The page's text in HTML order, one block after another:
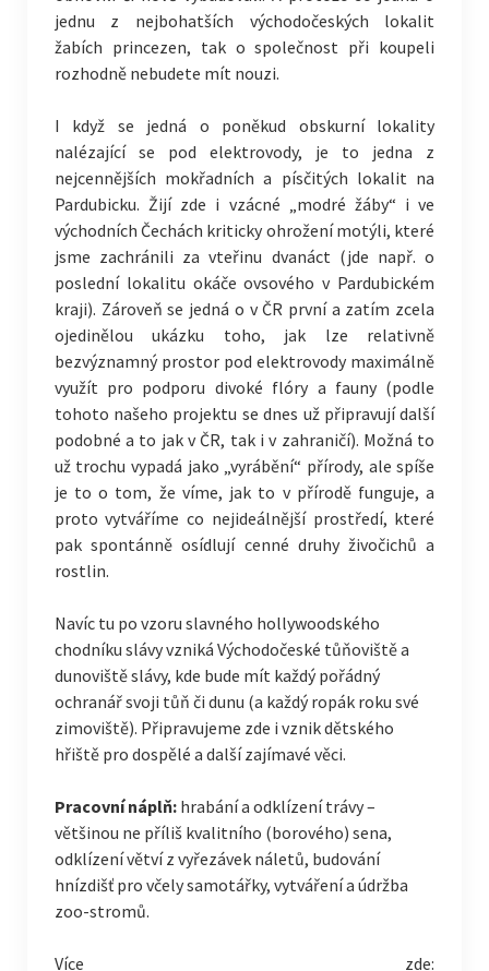
jednu z nejbohatších východočeských lokalit
žabích princezen, tak o společnost při koupeli
rozhodně nebudete mít nouzi.
I když se jedná o poněkud obskurní lokality
nalézající se pod elektrovody, je to jedna z
nejcennějších mokřadních a písčitých lokalit na
Pardubicku. Žijí zde i vzácné „modré žáby“ i ve
východních Čechách kriticky ohrožení motýli, které
jsme zachránili za vteřinu dvanáct (jde např. o
poslední lokalitu okáče ovsového v Pardubickém
kraji). Zároveň se jedná o v ČR první a zatím zcela
ojedinělou ukázku toho, jak lze relativně
bezvýznamný prostor pod elektrovody maximálně
využít pro podporu divoké flóry a fauny (podle
tohoto našeho projektu se dnes už připravují další
podobné a to jak v ČR, tak i v zahraničí). Možná to
už trochu vypadá jako „vyrábění“ přírody, ale spíše
je to o tom, že víme, jak to v přírodě funguje, a
proto vytváříme co nejideálnější prostředí, které
pak spontánně osídlují cenné druhy živočichů a
rostlin.
Navíc tu po vzoru slavného hollywoodského
chodníku slávy vzniká Východočeské tůňoviště a
dunoviště slávy, kde bude mít každý pořádný
ochranář svoji tůň či dunu (a každý ropák roku své
zimoviště). Připravujeme zde i vznik dětského
hřiště pro dospělé a další zajímavé věci.
Pracovní náplň:hrabání a odklízení trávy –
většinou ne příliš kvalitního (borového) sena,
odklízení větví z vyřezávek náletů, budování
hnízdišť pro včely samotářky, vytváření a údržba
zoo-stromů.
Více zde: